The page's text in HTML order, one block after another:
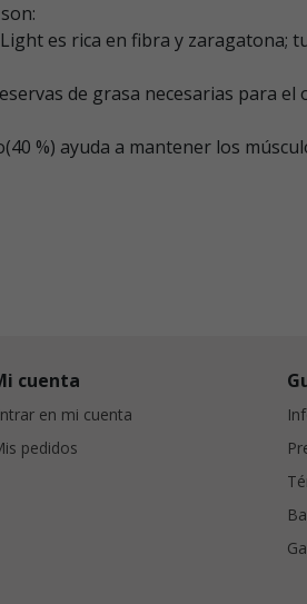
es rica en fibra y zaragatona;
de grasa necesarias para el
%) ayuda a mantener los
cuenta
en mi cuenta
pedidos